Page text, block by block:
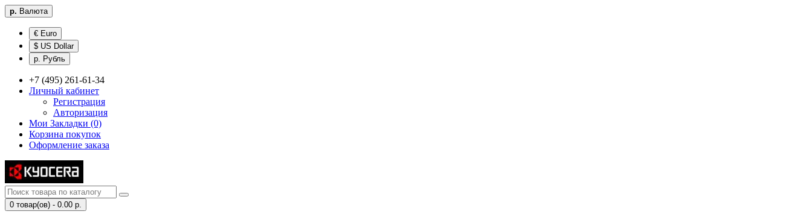
р. Валюта
€ Euro
$ US Dollar
р. Рубль
+7 (495) 261-61-34
Личный кабинет
Регистрация
Авторизация
Мои Закладки (0)
Корзина покупок
Оформление заказа
0 товар(ов) - 0.00 р.